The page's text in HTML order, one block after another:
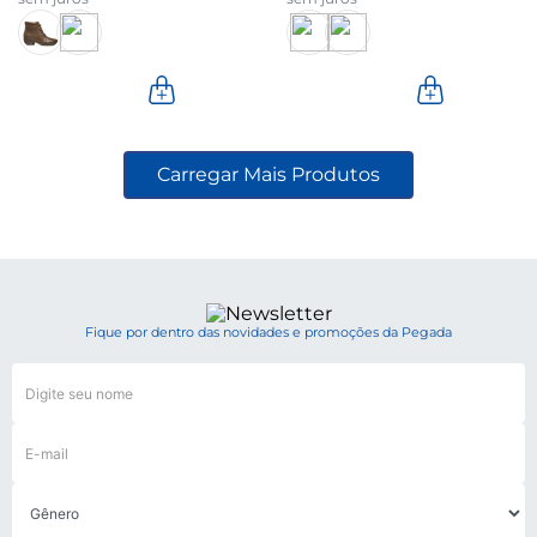
Fique por dentro das novidades e promoções da Pegada